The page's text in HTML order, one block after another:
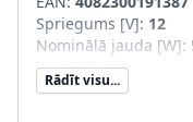
Spriegums [V]: 12
Nominālā jauda [W]:
Uzstādīšanas puse
Lampas tips:
Rādīt visu...